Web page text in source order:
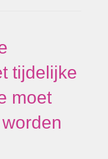
tijdelijke
moet